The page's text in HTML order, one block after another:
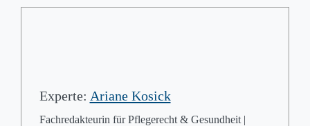
Experte: Ariane Kosick
Fachredakteurin für Pflegerecht & Gesundheit |